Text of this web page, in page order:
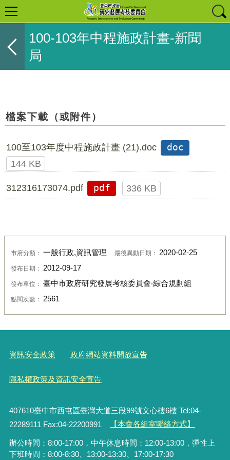
100-103年中程施政計畫-新聞
局
檔案下載（或附件）
100至103年度中程施政計畫 (21).doc
doc
144 KB
312316173074.pdf pdf 336 KB
市府分類： 一般行政,資訊管理 最後異動日期： 2020-02-25
發布日期： 2012-09-17
發布單位： 臺中市政府研究發展考核委員會‧綜合規劃組
點閱次數： 2561
資訊安全政策 政府網站資料開放宣告
隱私權政策及資訊安全宣告
407610臺中市西屯區臺灣大道三段99號文心樓6樓 Tel:04-
22289111 Fax:04-22200991
【本會各組室聯絡方式】
辦公時間：8:00-17:00，中午休息時間：12:00-13:00，彈性上
下班時間：8:00-8:30、13:00-13:30、17:00-17:30